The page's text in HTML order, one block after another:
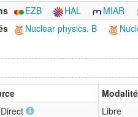
EZB HAL MIAR
Nuclear physics. B
Modalité
Libre